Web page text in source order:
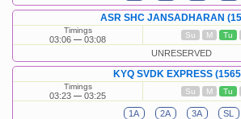
ASR SHC JANSADHARAN
Timings
03:06 03:08 Su M Tu
UNRESERVED
KYQ SVDK EXPRESS
Timings
03:23 03:25 Su M Tu
1A 2A 3A SL